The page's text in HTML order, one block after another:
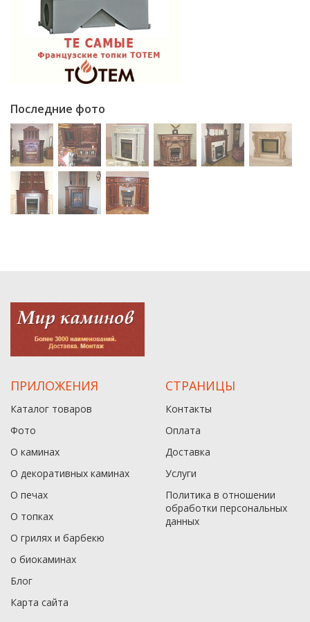
Последние фото
ПРИЛОЖЕНИЯ
Каталог товаров
Фото
О каминах
О декоративных каминах
О печах
О топках
О грилях и барбекю
о биокаминах
Блог
Карта сайта
СТРАНИЦЫ
Контакты
Оплата
Доставка
Услуги
Политика в отношении
обработки персональных
данныx